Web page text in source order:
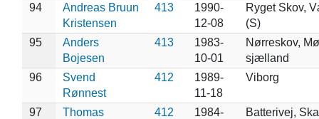
94
Andreas Bruun
Kristensen
413
1990-
12-08
Ryget Skov,
(S)
95
Anders
Bojesen
413
1983-
10-01
Nørreskov,
sjælland
96
Svend
Rønnest
412
1989-
11-18
Viborg
97
Thomas
412
1984-
Batterivej,